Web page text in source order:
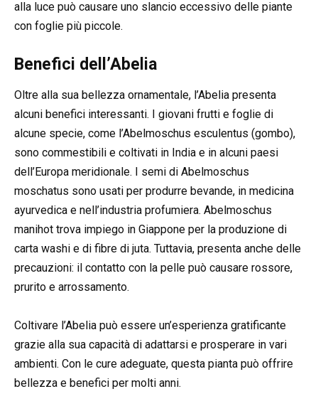
alla luce può causare uno slancio eccessivo delle piante
con foglie più piccole.
Benefici dell’Abelia
Oltre alla sua bellezza ornamentale, l’Abelia presenta
alcuni benefici interessanti. I giovani frutti e foglie di
alcune specie, come l’Abelmoschus esculentus (gombo),
sono commestibili e coltivati in India e in alcuni paesi
dell’Europa meridionale. I semi di Abelmoschus
moschatus sono usati per produrre bevande, in medicina
ayurvedica e nell’industria profumiera. Abelmoschus
manihot trova impiego in Giappone per la produzione di
carta washi e di fibre di juta. Tuttavia, presenta anche delle
precauzioni: il contatto con la pelle può causare rossore,
prurito e arrossamento.
Coltivare l’Abelia può essere un’esperienza gratificante
grazie alla sua capacità di adattarsi e prosperare in vari
ambienti. Con le cure adeguate, questa pianta può offrire
bellezza e benefici per molti anni.